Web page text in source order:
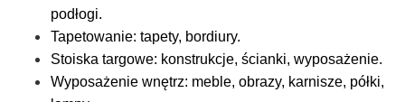
podłogi.
Tapetowanie: tapety, bordiury.
Stoiska targowe: konstrukcje, ścianki, wyposażenie.
Wyposażenie wnętrz: meble, obrazy, karnisze, półki,